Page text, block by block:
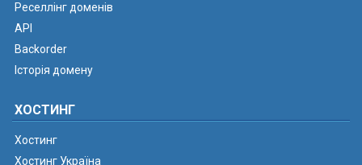
Реселлінг доменів
API
Backorder
Історія домену
ХОСТИНГ
Хостинг
Хостинг Україна